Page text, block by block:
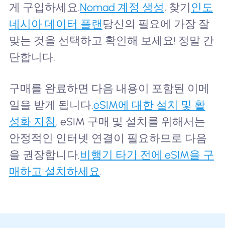
게 구입하세요.Nomad 계정 생성, 찾기 인도
네시아 데이터 플랜 당신의 필요에 가장 잘
맞는 것을 선택하고 확인해 보세요! 정말 간
단합니다.
구매를 완료하면 다음 내용이 포함된 이메
일을 받게 됩니다.eSIM에 대한 설치 및 활
성화 지침. eSIM 구매 및 설치를 위해서는
안정적인 인터넷 연결이 필요하므로 다음
을 권장합니다.비행기 타기 전에 eSIM을 구
매하고 설치하세요.